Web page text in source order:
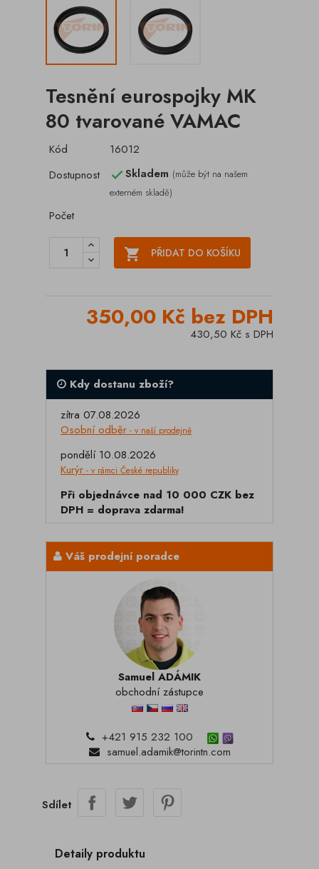
Tesnění eurospojky MK
80 tvarované VAMAC
Kód
16012
Dostupnost
Skladem (může být na našem
externém skladě)
Počet
 PŘIDAT DO KOŠÍKU
350,00 Kč bez DPH
430,50 Kč s DPH
Kdy dostanu zboží?
zítra 07.08.2026
Osobní odběr - v naší prodejně
pondělí 10.08.2026
Kurýr - v rámci České republiky
Při objednávce nad 10 000 CZK bez
DPH = doprava zdarma!
Váš prodejní poradce
Samuel ADÁMIK
obchodní zástupce
+421 915 232 100
samuel.adamik@torintn.com
Sdílet
Detaily produktu